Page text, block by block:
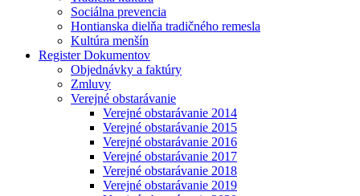
Sociálna prevencia
Hontianska dielňa tradičného remesla
Kultúra menšín
Register Dokumentov
Objednávky a faktúry
Zmluvy
Verejné obstarávanie
Verejné obstarávanie 2014
Verejné obstarávanie 2015
Verejné obstarávanie 2016
Verejné obstarávanie 2017
Verejné obstarávanie 2018
Verejné obstarávanie 2019